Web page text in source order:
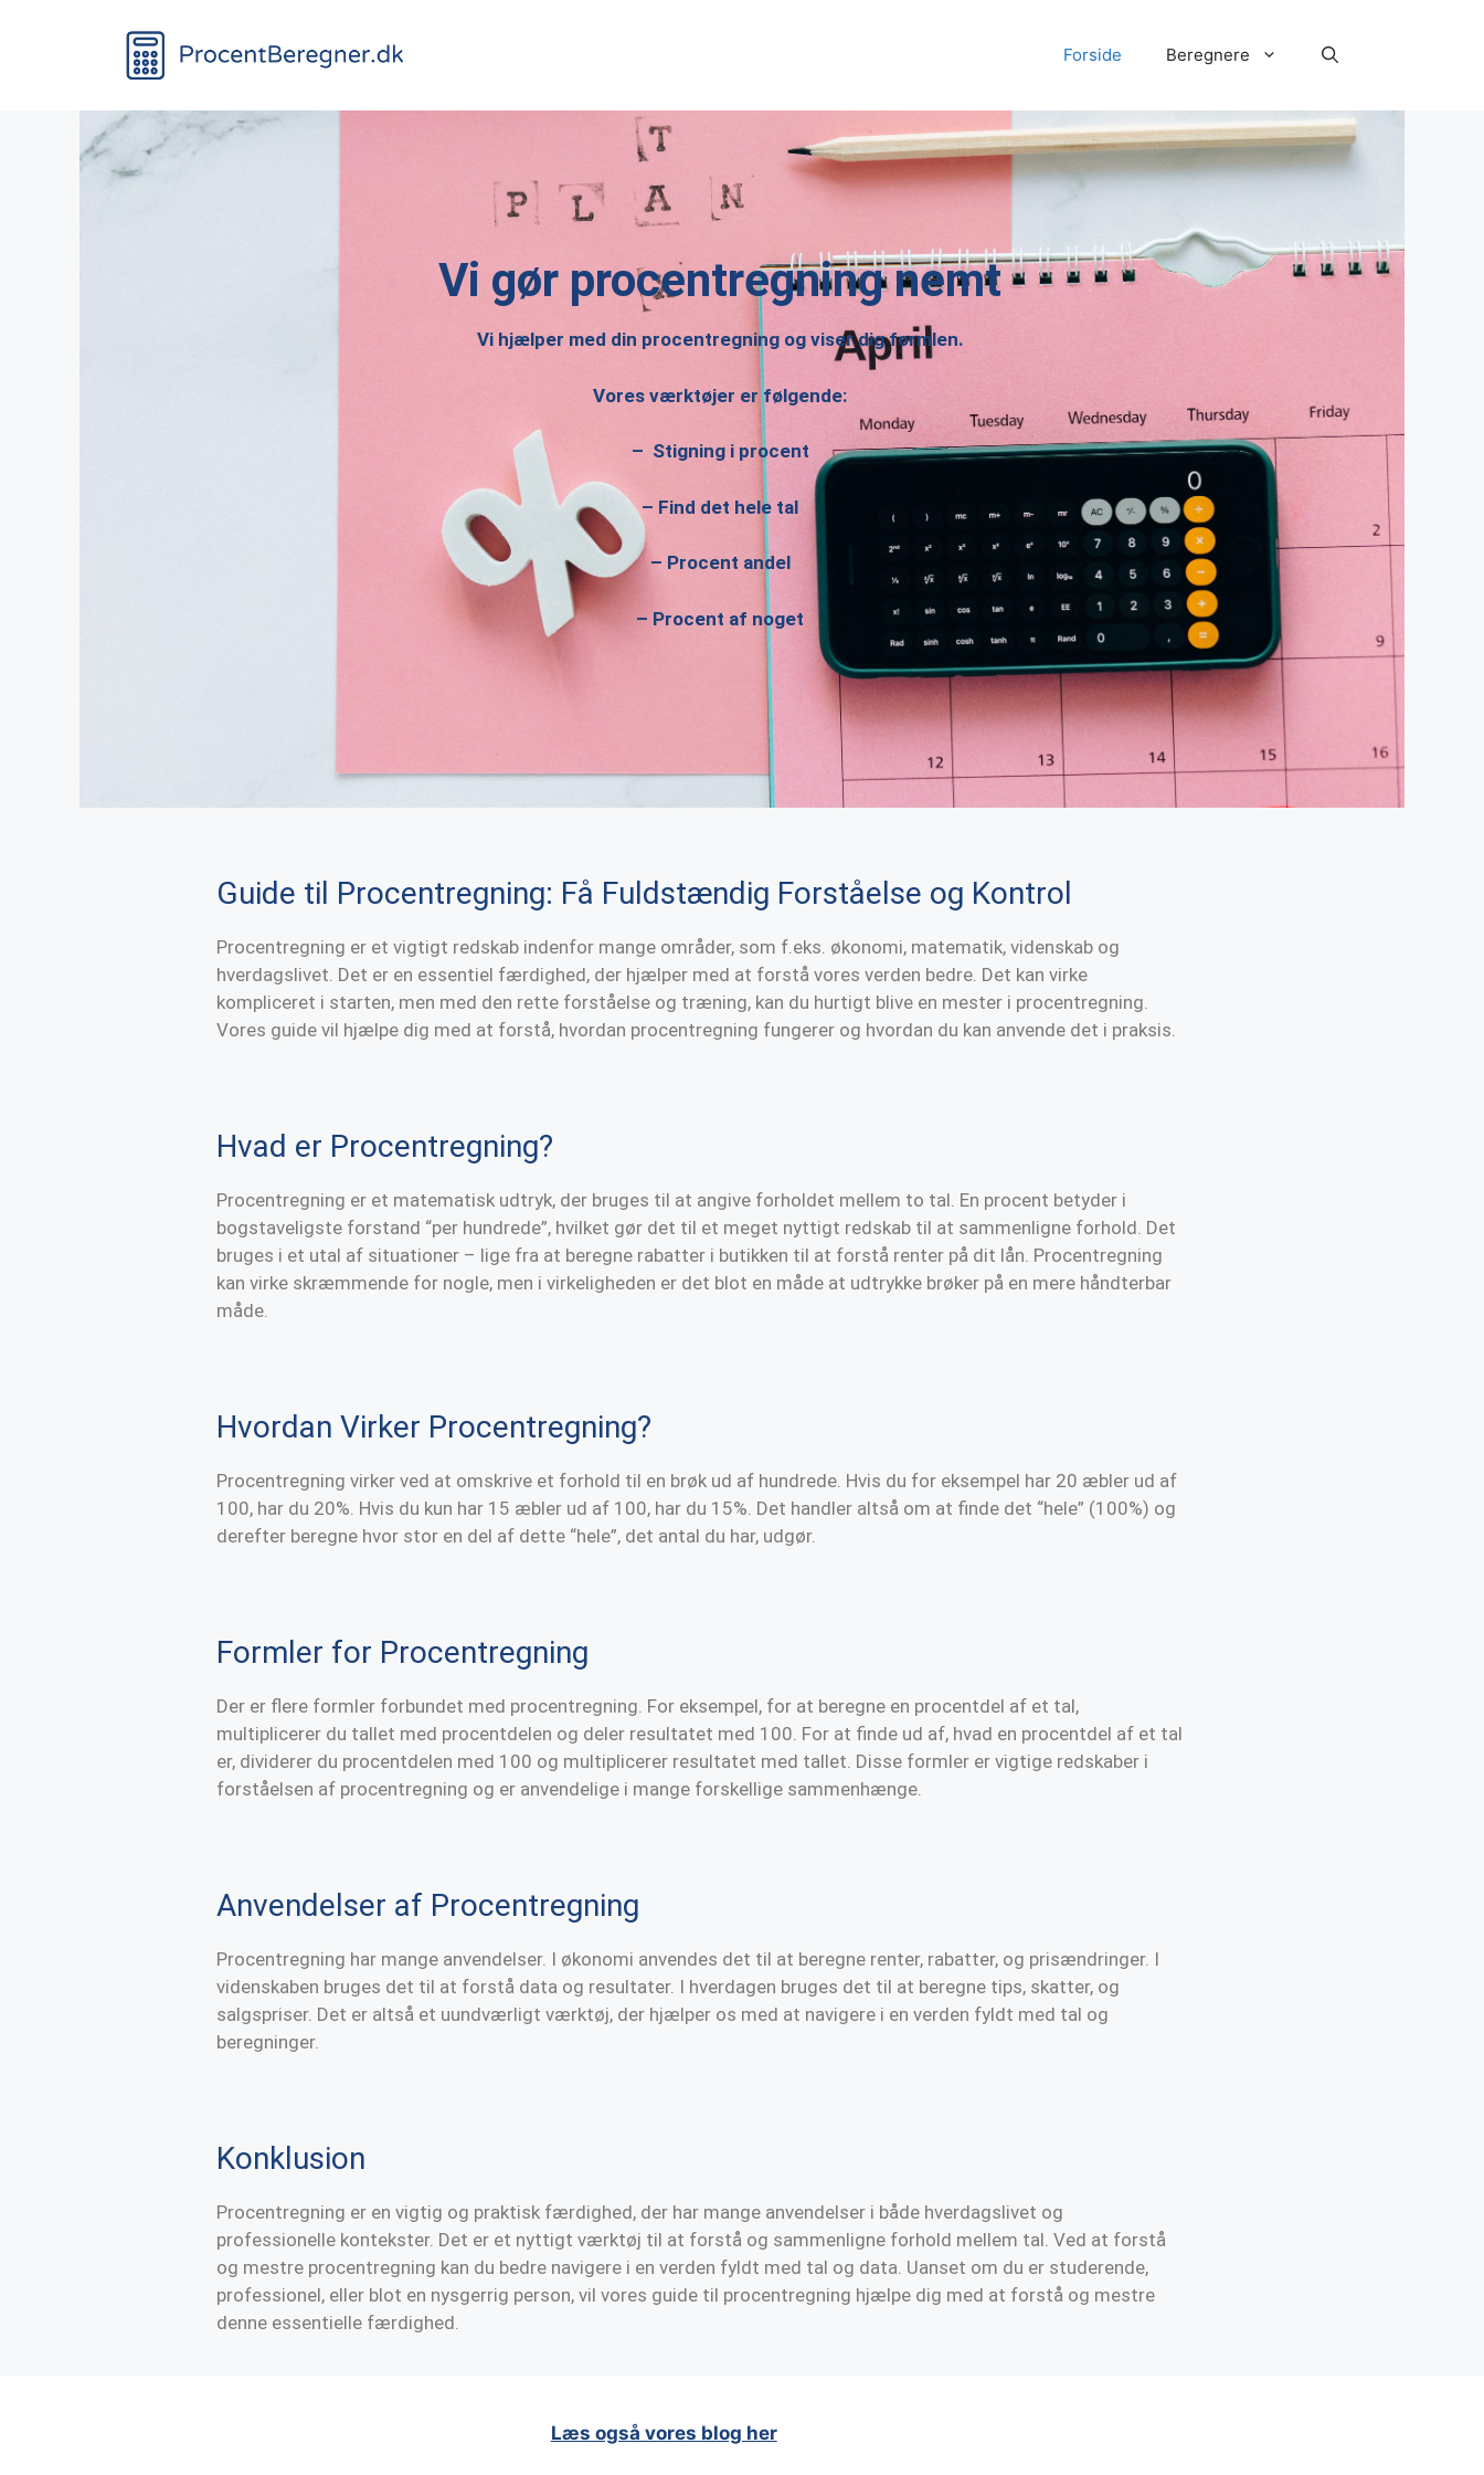
Forside Beregnere
Vi gør procentregning nemt
Vi hjælper med din procentregning og viser dig formlen.
Vores værktøjer er følgende:
– Stigning i procent
– Find det hele tal
– Procent andel
– Procent af noget
Guide til Procentregning: Få Fuldstændig Forståelse og Kontrol
Procentregning er et vigtigt redskab indenfor mange områder, som f.eks. økonomi, matematik, videnskab og
hverdagslivet. Det er en essentiel færdighed, der hjælper med at forstå vores verden bedre. Det kan virke
kompliceret i starten, men med den rette forståelse og træning, kan du hurtigt blive en mester i procentregning.
Vores guide vil hjælpe dig med at forstå, hvordan procentregning fungerer og hvordan du kan anvende det i praksis.
Hvad er Procentregning?
Procentregning er et matematisk udtryk, der bruges til at angive forholdet mellem to tal. En procent betyder i
bogstaveligste forstand “per hundrede”, hvilket gør det til et meget nyttigt redskab til at sammenligne forhold. Det
bruges i et utal af situationer – lige fra at beregne rabatter i butikken til at forstå renter på dit lån. Procentregning
kan virke skræmmende for nogle, men i virkeligheden er det blot en måde at udtrykke brøker på en mere håndterbar
måde.
Hvordan Virker Procentregning?
Procentregning virker ved at omskrive et forhold til en brøk ud af hundrede. Hvis du for eksempel har 20 æbler ud af
100, har du 20%. Hvis du kun har 15 æbler ud af 100, har du 15%. Det handler altså om at finde det “hele” (100%) og
derefter beregne hvor stor en del af dette “hele”, det antal du har, udgør.
Formler for Procentregning
Der er flere formler forbundet med procentregning. For eksempel, for at beregne en procentdel af et tal,
multiplicerer du tallet med procentdelen og deler resultatet med 100. For at finde ud af, hvad en procentdel af et tal
er, dividerer du procentdelen med 100 og multiplicerer resultatet med tallet. Disse formler er vigtige redskaber i
forståelsen af procentregning og er anvendelige i mange forskellige sammenhænge.
Anvendelser af Procentregning
Procentregning har mange anvendelser. I økonomi anvendes det til at beregne renter, rabatter, og prisændringer. I
videnskaben bruges det til at forstå data og resultater. I hverdagen bruges det til at beregne tips, skatter, og
salgspriser. Det er altså et uundværligt værktøj, der hjælper os med at navigere i en verden fyldt med tal og
beregninger.
Konklusion
Procentregning er en vigtig og praktisk færdighed, der har mange anvendelser i både hverdagslivet og
professionelle kontekster. Det er et nyttigt værktøj til at forstå og sammenligne forhold mellem tal. Ved at forstå
og mestre procentregning kan du bedre navigere i en verden fyldt med tal og data. Uanset om du er studerende,
professionel, eller blot en nysgerrig person, vil vores guide til procentregning hjælpe dig med at forstå og mestre
denne essentielle færdighed.
Læs også vores blog her